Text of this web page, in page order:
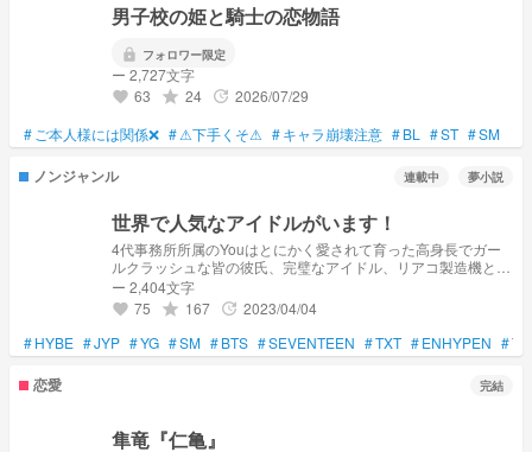
男子校の姫と騎士の恋物語
lock フォロワー限定
ー 2,727文字
favorite 63 grade 24 update 2026/07/29
# ご本人様には関係❌ #⚠下手くそ⚠ #キャラ崩壊注意 #BL #ST #SM
ノンジャンル 連載中 夢小説
世界で人気なアイドルがいます！
4代事務所所属のYouはとにかく愛されて育った高身長でガー
ルクラッシュな皆の彼氏、完璧なアイドル、リアコ製造機と言
われ、そして世界で人気なアイドルです！ 🐢投稿です。 ※色々
変えている所があります。 喋り方が違う場合があります。
ー 2,404文字
favorite 75 grade 167 update 2023/04/04
#HYBE #JYP #YG #SM #BTS #SEVENTEEN #TXT #ENHYPEN #
恋愛 完結
隼竜『仁亀』